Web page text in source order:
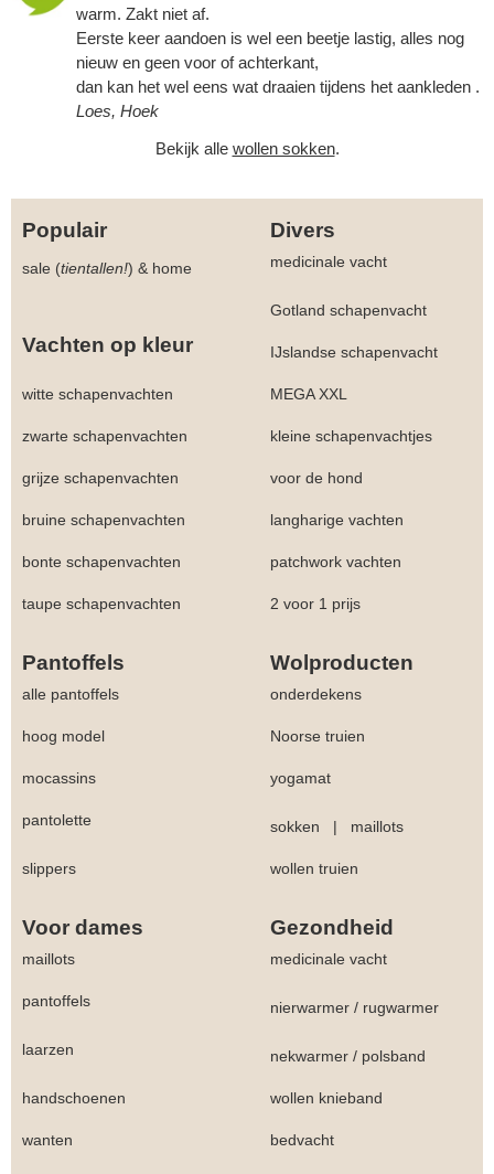
warm. Zakt niet af.
Eerste keer aandoen is wel een beetje lastig, alles nog
nieuw en geen voor of achterkant,
dan kan het wel eens wat draaien tijdens het aankleden .
Loes, Hoek
Bekijk alle wollen sokken.
Populair Divers
sale (tientallen!) & home medicinale vacht
Gotland schapenvacht
Vachten op kleur IJslandse schapenvacht
witte schapenvachten MEGA XXL
zwarte schapenvachten kleine schapenvachtjes
grijze schapenvachten voor de hond
bruine schapenvachten langharige vachten
bonte schapenvachten patchwork vachten
taupe schapenvachten 2 voor 1 prijs
Pantoffels Wolproducten
alle pantoffels onderdekens
hoog model Noorse truien
mocassins yogamat
pantolette sokken | maillots
slippers wollen truien
Voor dames Gezondheid
maillots medicinale vacht
pantoffels nierwarmer / rugwarmer
laarzen nekwarmer / polsband
handschoenen wollen knieband
wanten bedvacht